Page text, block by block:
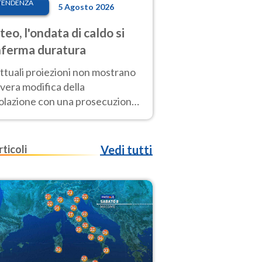
5 Agosto 2026
l'ondata di caldo si
duratura
proiezioni non mostrano
modifica della
con una prosecuzione
fuori scala per molti
Vedi tutti